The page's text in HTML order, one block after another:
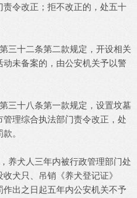
责令改正；拒不改正的，处五十
三十二条第二款规定，开设相关
未备案的，由公安机关予以警
三十八条第一款规定，设置坟墓
理综合执法部门责令改正，处
。
养犬人三年内被行政管理部门处
犬只、吊销《养犬登记证》
作出之日起五年内公安机关不予